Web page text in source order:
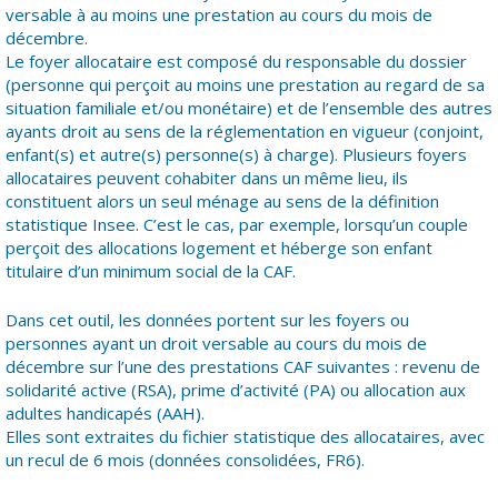
versable à au moins une prestation au cours du mois de
décembre.
Le foyer allocataire est composé du responsable du dossier
(personne qui perçoit au moins une prestation au regard de sa
situation familiale et/ou monétaire) et de l’ensemble des autres
ayants droit au sens de la réglementation en vigueur (conjoint,
enfant(s) et autre(s) personne(s) à charge). Plusieurs foyers
allocataires peuvent cohabiter dans un même lieu, ils
constituent alors un seul ménage au sens de la définition
statistique Insee. C’est le cas, par exemple, lorsqu’un couple
perçoit des allocations logement et héberge son enfant
titulaire d’un minimum social de la CAF.
Dans cet outil, les données portent sur les foyers ou
personnes ayant un droit versable au cours du mois de
décembre sur l’une des prestations CAF suivantes : revenu de
solidarité active (RSA), prime d’activité (PA) ou allocation aux
adultes handicapés (AAH).
Elles sont extraites du fichier statistique des allocataires, avec
un recul de 6 mois (données consolidées, FR6).